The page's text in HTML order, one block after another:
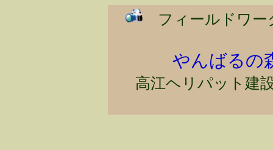
フィールドワー
やんばるの
高江ヘリパット建